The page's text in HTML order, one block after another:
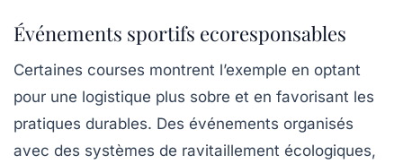
Événements sportifs ecoresponsables
Certaines courses montrent l’exemple en optant
pour une logistique plus sobre et en favorisant les
pratiques durables. Des événements organisés
avec des systèmes de ravitaillement écologiques,